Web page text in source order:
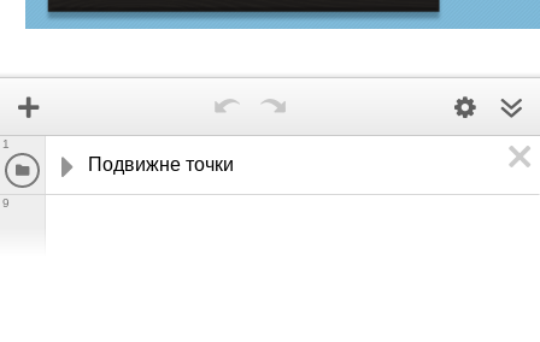
Подвижне точки
1
9